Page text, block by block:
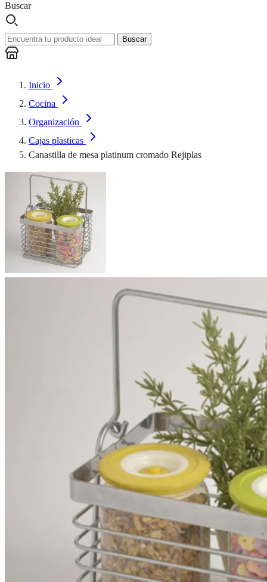
Buscar
Buscar
Inicio
Cocina
Organización
Cajas plasticas
Canastilla de mesa platinum cromado Rejiplas